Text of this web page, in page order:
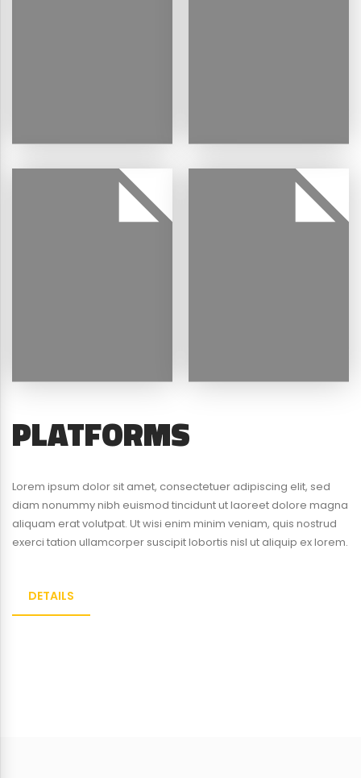
PLATFORMS
Lorem ipsum dolor sit amet, consectetuer adipiscing elit, sed
diam nonummy nibh euismod tincidunt ut laoreet dolore magna
aliquam erat volutpat. Ut wisi enim minim veniam, quis nostrud
exerci tation ullamcorper suscipit lobortis nisl ut aliquip ex lorem.
DETAILS